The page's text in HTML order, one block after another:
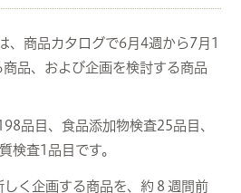
、商品カタログで6月4週から7月1
品、および企画を検討する商品
品目、食品添加物検査25品目、
検査1品目です。
く企画する商品を、約８週間前